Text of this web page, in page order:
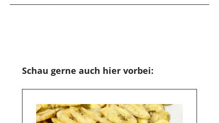
Produktgalerie überspringen
Schau gerne auch hier vorbei: